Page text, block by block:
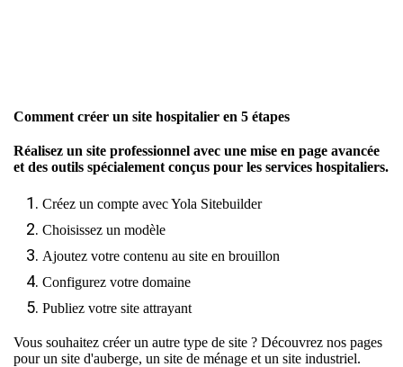
Comment créer un site hospitalier en 5 étapes
Réalisez un site professionnel avec une mise en page avancée
et des outils spécialement conçus pour les services hospitaliers.
Créez un compte avec Yola Sitebuilder
Choisissez un modèle
Ajoutez votre contenu au site en brouillon
Configurez votre domaine
Publiez votre site attrayant
Vous souhaitez créer un autre type de site ? Découvrez nos pages
pourun site d'auberge, un site de ménage et un site industriel.